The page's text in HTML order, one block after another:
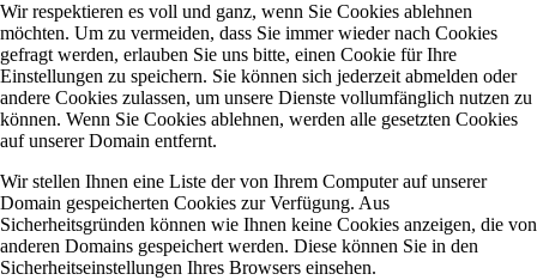
Wir respektieren es voll und ganz, wenn Sie Cookies ablehnen
möchten. Um zu vermeiden, dass Sie immer wieder nach Cookies
gefragt werden, erlauben Sie uns bitte, einen Cookie für Ihre
Einstellungen zu speichern. Sie können sich jederzeit abmelden oder
andere Cookies zulassen, um unsere Dienste vollumfänglich nutzen zu
können. Wenn Sie Cookies ablehnen, werden alle gesetzten Cookies
auf unserer Domain entfernt.
Wir stellen Ihnen eine Liste der von Ihrem Computer auf unserer
Domain gespeicherten Cookies zur Verfügung. Aus
Sicherheitsgründen können wie Ihnen keine Cookies anzeigen, die von
anderen Domains gespeichert werden. Diese können Sie in den
Sicherheitseinstellungen Ihres Browsers einsehen.